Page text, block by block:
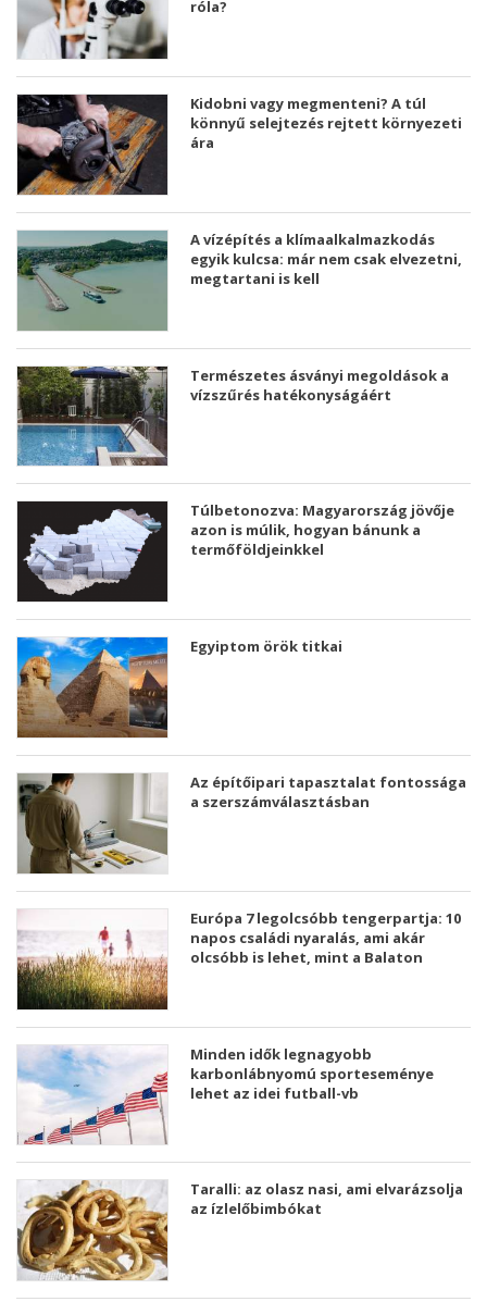
róla?
Kidobni vagy megmenteni? A túl
könnyű selejtezés rejtett környezeti
ára
A vízépítés a klímaalkalmazkodás
egyik kulcsa: már nem csak elvezetni,
megtartani is kell
Természetes ásványi megoldások a
vízszűrés hatékonyságáért
Túlbetonozva: Magyarország jövője
azon is múlik, hogyan bánunk a
termőföldjeinkkel
Egyiptom örök titkai
Az építőipari tapasztalat fontossága
a szerszámválasztásban
Európa 7 legolcsóbb tengerpartja: 10
napos családi nyaralás, ami akár
olcsóbb is lehet, mint a Balaton
Minden idők legnagyobb
karbonlábnyomú sporteseménye
lehet az idei futball-vb
Taralli: az olasz nasi, ami elvarázsolja
az ízlelőbimbókat